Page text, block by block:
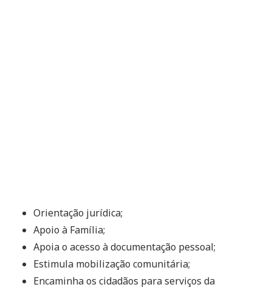
Orientação jurídica;
Apoio à Família;
Apoia o acesso à documentação pessoal;
Estimula mobilização comunitária;
Encaminha os cidadãos para serviços da